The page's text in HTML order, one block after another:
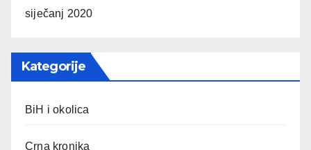
siječanj 2020
Kategorije
BiH i okolica
Crna kronika